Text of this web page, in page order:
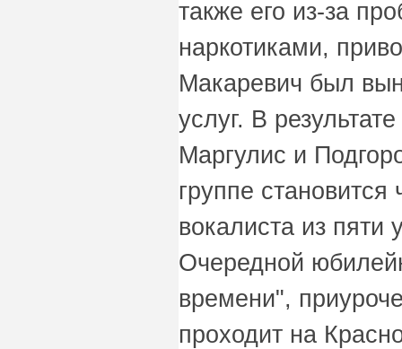
также его из-за
наркотиками,
Макаревич был
услуг. В
Маргулис и
группе
вокалиста из пяти
Очередной
времени",
проходит на